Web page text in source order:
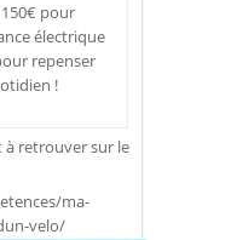
pour
électrique
repenser
!
retrouver sur le
ma-
velo/​